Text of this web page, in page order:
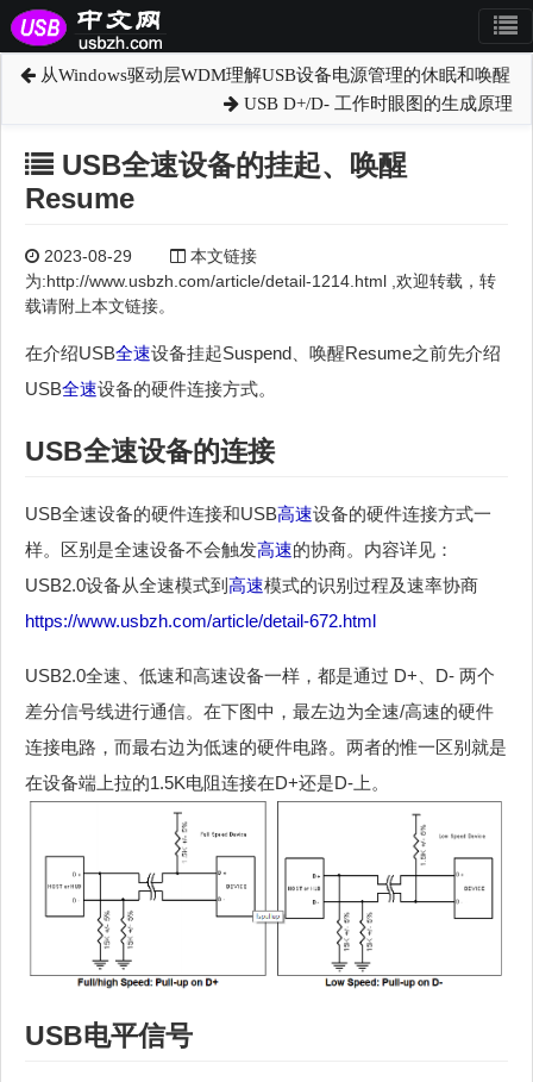
从Windows驱动层WDM理解USB设备电源管理的休眠和唤醒
USB D+/D- 工作时眼图的生成原理
USB全速设备的挂起、唤醒
Resume
2023-08-29
本文链接
为:http://www.usbzh.com/article/detail-1214.html ,欢迎转载，转
载请附上本文链接。
在介绍USB全速设备挂起Suspend、唤醒Resume之前先介绍
USB全速设备的硬件连接方式。
USB全速设备的连接
USB全速设备的硬件连接和USB高速设备的硬件连接方式一
样。区别是全速设备不会触发高速的协商。内容详见：
USB2.0设备从全速模式到 高速模式的识别过程及速率协商
https://www.usbzh.com/article/detail-672.html
USB2.0全速、低速和高速设备一样，都是通过 D+、D- 两个
差分信号线进行通信。在下图中，最左边为全速/高速的硬件
连接电路，而最右边为低速的硬件电路。两者的惟一区别就是
在设备端上拉的1.5K电阻连接在D+还是D-上。
USB电平信号